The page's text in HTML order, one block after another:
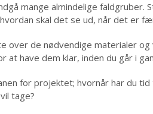
mange almindelige
skal det se ud, når det er
over de nødvendige materialer
at have dem klar, inden du går i
for projektet; hvornår har du
tage?